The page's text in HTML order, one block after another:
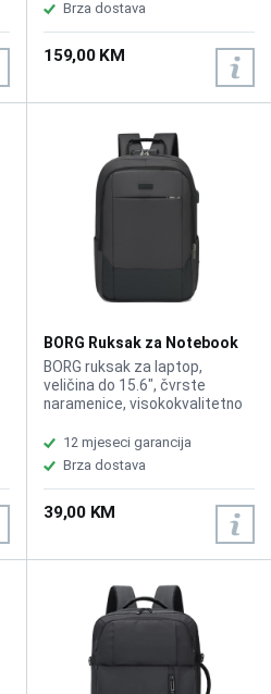
Brza dostava
159,00 KM
BORG Ruksak za Notebook
15,6" 6917 Siva
BORG ruksak za laptop,
veličina do 15.6", čvrste
naramenice, visokokvalitetno
krađe, vodootporan, boja siva,
USB port,
12 mjeseci garancija
Brza dostava
39,00 KM